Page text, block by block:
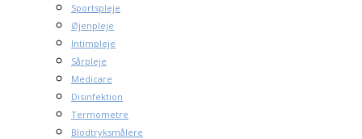
Sportspleje
Øjenpleje
Intimpleje
Sårpleje
Medicare
Disinfektion
Termometre
Blodtryksmålere